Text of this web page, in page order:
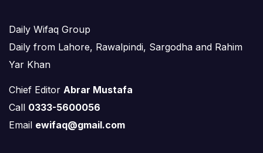
Daily Wifaq Group
Daily from Lahore, Rawalpindi, Sargodha and Rahim
Yar Khan
Chief Editor Abrar Mustafa
Call 0333-5600056
Email ewifaq@gmail.com